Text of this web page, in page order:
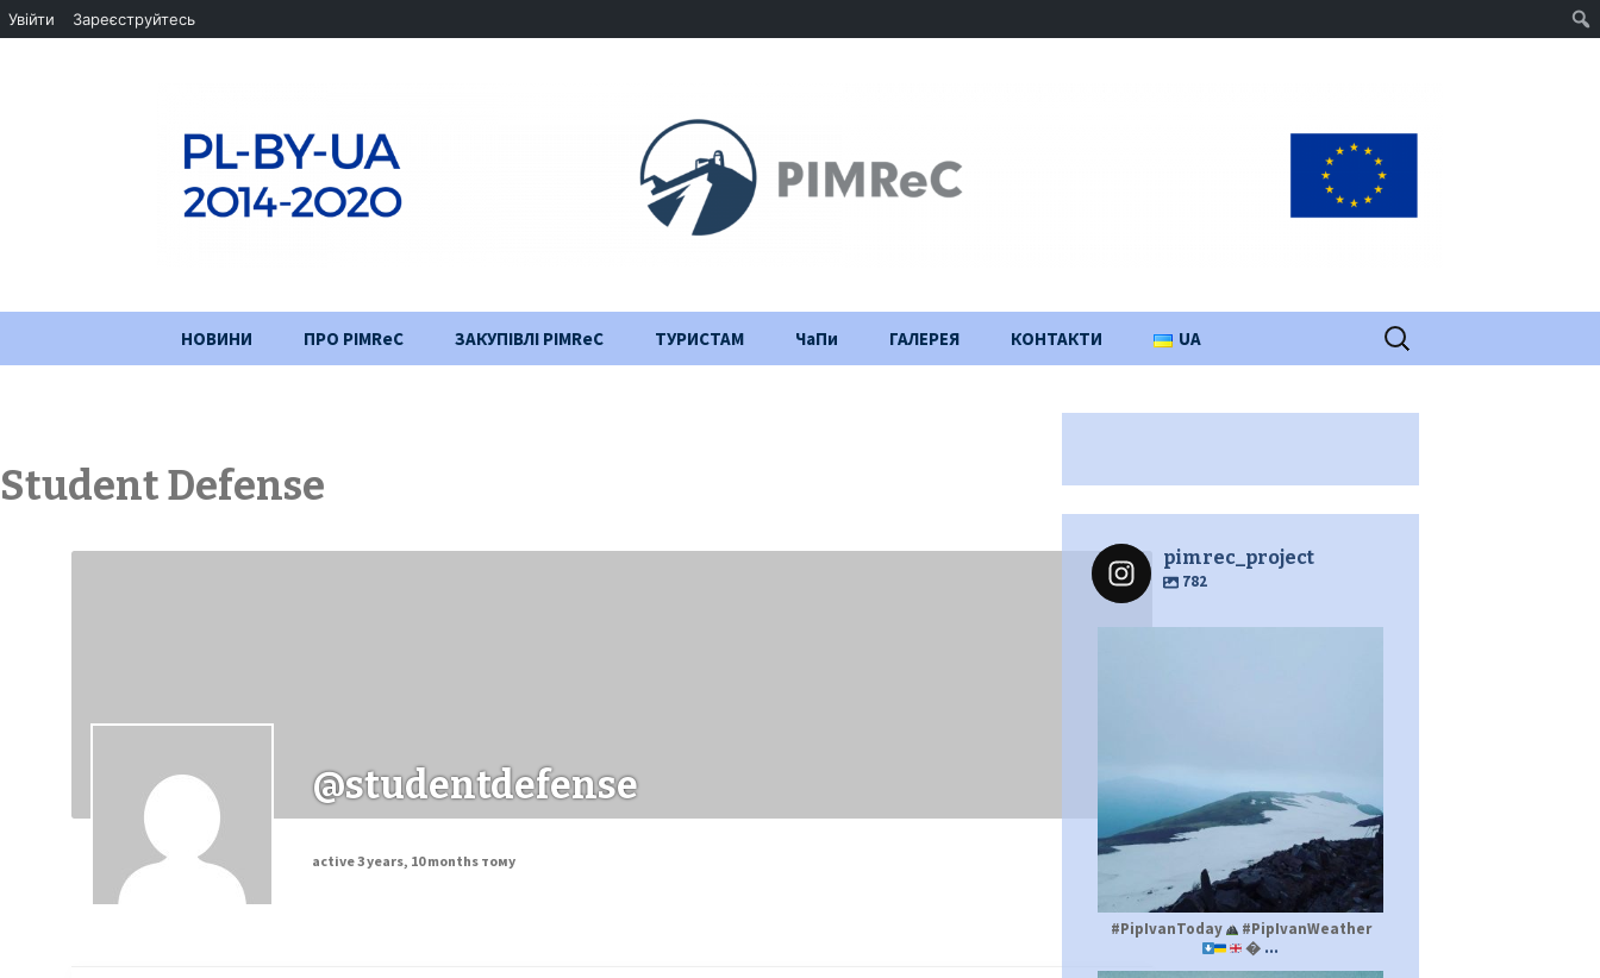
НОВИНИ ПРО PIMReC
Хід проекту
Заходи
ЗАКУПІВЛІ PIMReC ТУРИСТАМ ЧаПи ГАЛЕРЕЯ КОНТАКТИ UA Пошук:
Student Defense
@studentdefense
active 3 years, 10 months тому
pimrec_project
782
#PipIvanToday
#PipIvanWeather
 ...
Увійти Зареєструйтесь